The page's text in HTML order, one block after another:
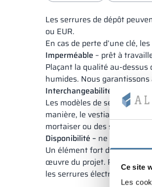
Ce site
Les
Les serrures de dépôt
ou EUR.
En cas de perte d’une clé,
Imperméable – prêt à
Plaçant la qualité au-
humides. Nous
Interchangeabilité
–
Les modèles de serrures
manière, le vestiaire peut
mortaiser ou des serrures
Disponibilité – ne perdez pas
Un élément fort de notre
œuvre du projet. Pour les
les serrures électroniques,